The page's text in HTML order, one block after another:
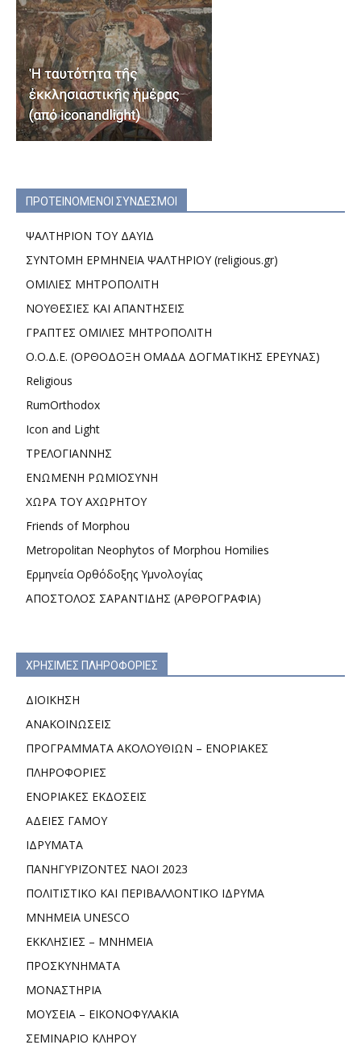
ΠΡΟΤΕΙΝΟΜΕΝΟΙ ΣΥΝΔΕΣΜΟΙ
ΨΑΛΤΗΡΙΟΝ ΤΟΥ ΔΑΥΙΔ
ΣΥΝΤΟΜΗ ΕΡΜΗΝΕΙΑ ΨΑΛΤΗΡΙΟΥ (religious.gr)
ΟΜΙΛΙΕΣ ΜΗΤΡΟΠΟΛΙΤΗ
ΝΟΥΘΕΣΙΕΣ ΚΑΙ ΑΠΑΝΤΗΣΕΙΣ
ΓΡΑΠΤΕΣ ΟΜΙΛΙΕΣ ΜΗΤΡΟΠΟΛΙΤΗ
Ο.Ο.Δ.Ε. (ΟΡΘΟΔΟΞΗ ΟΜΑΔΑ ΔΟΓΜΑΤΙΚΗΣ ΕΡΕΥΝΑΣ)
Religious
RumOrthodox
Icon and Light
ΤΡΕΛΟΓΙΑΝΝΗΣ
ΕΝΩΜΕΝΗ ΡΩΜΙΟΣΥΝΗ
ΧΩΡΑ ΤΟΥ ΑΧΩΡΗΤΟΥ
Friends of Morphou
Metropolitan Neophytos of Morphou Homilies
Ερμηνεία Ορθόδοξης Υμνολογίας
ΑΠΟΣΤΟΛΟΣ ΣΑΡΑΝΤΙΔΗΣ (ΑΡΘΡΟΓΡΑΦΙΑ)
ΧΡΗΣΙΜΕΣ ΠΛΗΡΟΦΟΡΙΕΣ
ΔΙΟΙΚΗΣΗ
ΑΝΑΚΟΙΝΩΣΕΙΣ
ΠΡΟΓΡΑΜΜΑΤΑ ΑΚΟΛΟΥΘΙΩΝ – ΕΝΟΡΙΑΚΕΣ
ΠΛΗΡΟΦΟΡΙΕΣ
ΕΝΟΡΙΑΚΕΣ ΕΚΔΟΣΕΙΣ
ΑΔΕΙΕΣ ΓΑΜΟΥ
ΙΔΡΥΜΑΤΑ
ΠΑΝΗΓΥΡΙΖΟΝΤΕΣ ΝΑΟΙ 2023
ΠΟΛΙΤΙΣΤΙΚΟ ΚΑΙ ΠΕΡΙΒΑΛΛΟΝΤΙΚΟ ΙΔΡΥΜΑ
ΜΝΗΜΕΙΑ UNESCO
ΕΚΚΛΗΣΙΕΣ – ΜΝΗΜΕΙΑ
ΠΡΟΣΚΥΝΗΜΑΤΑ
ΜΟΝΑΣΤΗΡΙΑ
ΜΟΥΣΕΙΑ – ΕΙΚΟΝΟΦΥΛΑΚΙΑ
ΣΕΜΙΝΑΡΙΟ ΚΛΗΡΟΥ